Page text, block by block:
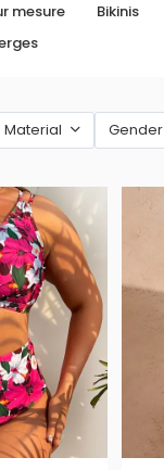
mesure Bikinis
Material Gender